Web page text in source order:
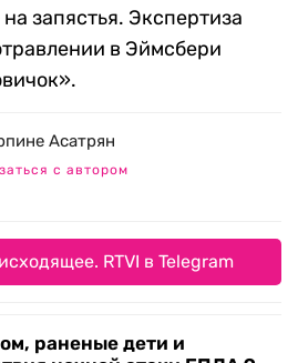
запястья. Экспертиза
в Эймсбери
Асатрян
с автором
RTVI в Telegram
раненые дети и